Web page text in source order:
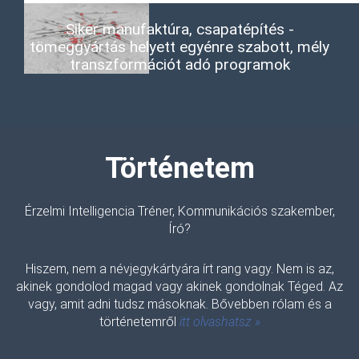
Siker manufaktúra, csapatépítés -
tömeggyártás helyett egyénre szabott, mély
transzformációt adó programok
Történetem
Érzelmi Intelligencia Tréner, Kommunikációs szakember,
Író?
Hiszem, nem a névjegykártyára írt rang vagy. Nem is az,
akinek gondolod magad vagy akinek gondolnak Téged. Az
vagy, amit adni tudsz másoknak. Bővebben rólam és a
történetemről itt olvashatsz »